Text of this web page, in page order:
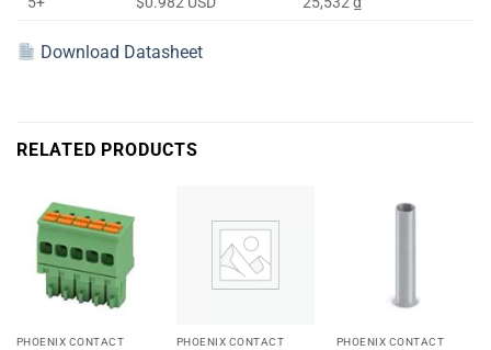
Download Datasheet
RELATED PRODUCTS
PHOENIX CONTACT PHOENIX CONTACT PHOENIX CONTACT